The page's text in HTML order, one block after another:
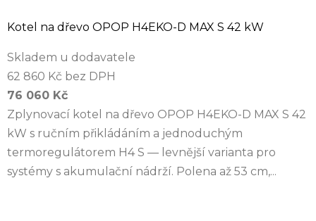
Kotel na dřevo OPOP H4EKO-D MAX S 42 kW
Skladem u dodavatele
62 860 Kč bez DPH
76 060 Kč
Zplynovací kotel na dřevo OPOP H4EKO-D MAX S 42
kW s ručním přikládáním a jednoduchým
termoregulátorem H4 S — levnější varianta pro
systémy s akumulační nádrží. Polena až 53 cm,...